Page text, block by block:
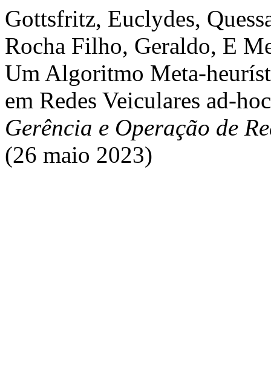
Gottsfritz, Euclydes,
Rocha Filho, Geraldo, E
Um Algoritmo Meta-
em Redes Veiculares ad-
Gerência e Operação de
(26 maio 2023)